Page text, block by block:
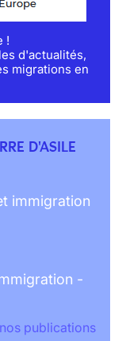
!
d'actualités,
migrations en
D'ASILE
immigration
-
publications